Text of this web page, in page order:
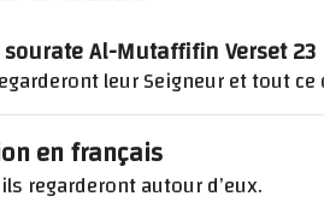
Al-Mutaffifin Verset 23
leur Seigneur et tout
en français
regarderont autour d’eux.